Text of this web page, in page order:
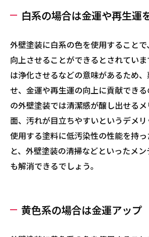
白系の場合は金運や再生運
外壁塗装に白系の色を使用すること
向上させることができるとされてい
は浄化させるなどの意味があるため
せ、金運や再生運の向上に貢献でき
の外壁塗装では清潔感が醸し出せる
面、汚れが目立ちやすいというデメリ
使用する塗料に低汚染性の性能を持
と、外壁塗装の清掃などといったメ
も解消できるでしょう。
黄色系の場合は金運アップ